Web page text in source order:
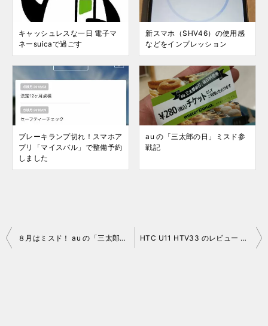
キャッシュレスな一日 電子マ
ネーsuicaで過ごす
新スマホ（SHV46）の使用感
などをインプレッション
ブレーキランプ切れ！スマホア
プリ「マイスバル」で整備予約
しました
au の「三太郎の日」ミスド参
戦記
投
８月はミスド！ au の「三太郎の日」 HTC U11 HTV33 のレビュー （カメラ編：夜間撮影）